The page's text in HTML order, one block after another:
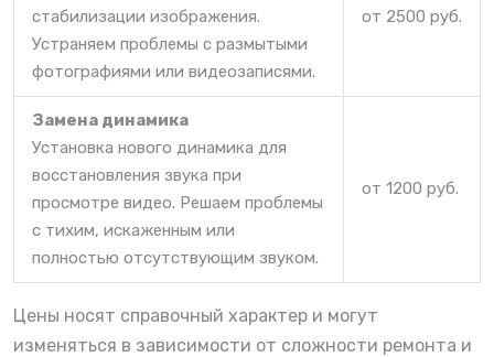
стабилизации изображения.
Устраняем проблемы с размытыми
фотографиями или видеозаписями.
от 2500 руб.
Замена динамика
Установка нового динамика для
восстановления звука при
просмотре видео. Решаем проблемы
с тихим, искаженным или
полностью отсутствующим звуком.
от 1200 руб.
Цены носят справочный характер и могут
изменяться в зависимости от сложности ремонта и